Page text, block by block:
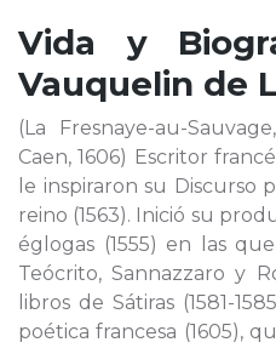
Vida y
Vauquelin de
(La Fresnaye-au-
Caen, 1606) Escritor
le inspiraron su Discurso
reino (1563). Inició su
églogas (1555) en las
Teócrito, Sannazzaro y
libros de Sátiras (1581-
poética francesa (1605),